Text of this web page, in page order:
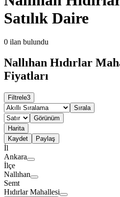
Satılık Daire
0 ilan bulundu
Nallıhan Hıdırlar
Fiyatları
Filtrele3
Sırala
Görünüm
Harita
Kaydet
Paylaş
İl
Ankara
İlçe
Nallıhan
Semt
Hıdırlar Mahallesi